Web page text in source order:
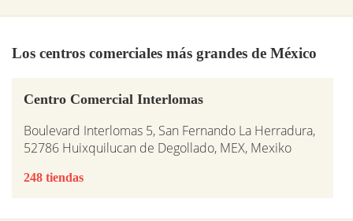
Los centros comerciales más grandes de México
Centro Comercial Interlomas
Boulevard Interlomas 5, San Fernando La Herradura,
52786 Huixquilucan de Degollado, MEX, Mexiko
248 tiendas